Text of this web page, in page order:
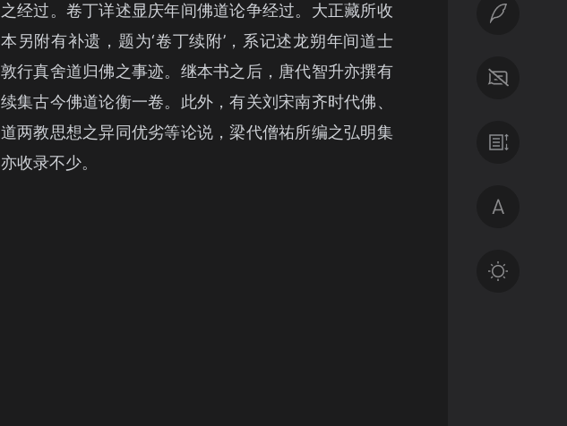
之经过。卷丁详述显庆年间佛道论争经过。大正藏所收
本另附有补遗，题为‘卷丁续附’，系记述龙朔年间道士
敦行真舍道归佛之事迹。继本书之后，唐代智升亦撰有
续集古今佛道论衡一卷。此外，有关刘宋南齐时代佛、
道两教思想之异同优劣等论说，梁代僧祐所编之弘明集
亦收录不少。